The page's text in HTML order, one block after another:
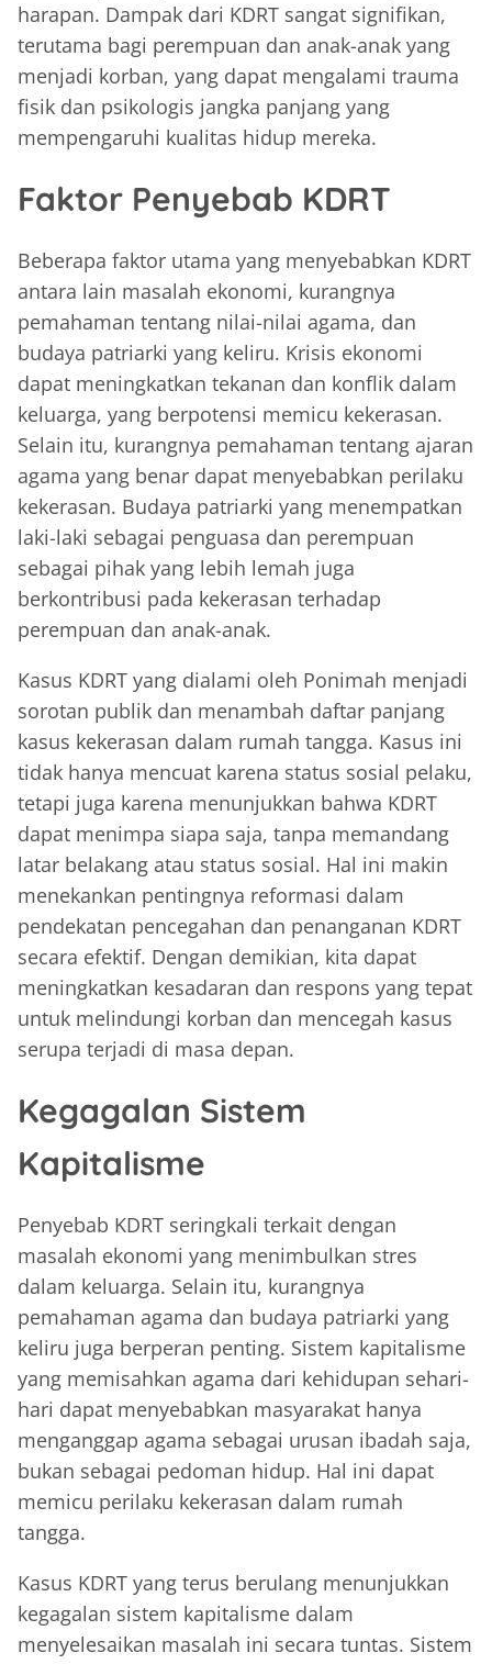
harapan. Dampak dari KDRT sangat signifikan,
terutama bagi perempuan dan anak-anak yang
menjadi korban, yang dapat mengalami trauma
fisik dan psikologis jangka panjang yang
mempengaruhi kualitas hidup mereka.
Faktor Penyebab KDRT
Beberapa faktor utama yang menyebabkan KDRT
antara lain masalah ekonomi, kurangnya
pemahaman tentang nilai-nilai agama, dan
budaya patriarki yang keliru. Krisis ekonomi
dapat meningkatkan tekanan dan konflik dalam
keluarga, yang berpotensi memicu kekerasan.
Selain itu, kurangnya pemahaman tentang ajaran
agama yang benar dapat menyebabkan perilaku
kekerasan. Budaya patriarki yang menempatkan
laki-laki sebagai penguasa dan perempuan
sebagai pihak yang lebih lemah juga
berkontribusi pada kekerasan terhadap
perempuan dan anak-anak.
Kasus KDRT yang dialami oleh Ponimah menjadi
sorotan publik dan menambah daftar panjang
kasus kekerasan dalam rumah tangga. Kasus ini
tidak hanya mencuat karena status sosial pelaku,
tetapi juga karena menunjukkan bahwa KDRT
dapat menimpa siapa saja, tanpa memandang
latar belakang atau status sosial. Hal ini makin
menekankan pentingnya reformasi dalam
pendekatan pencegahan dan penanganan KDRT
secara efektif. Dengan demikian, kita dapat
meningkatkan kesadaran dan respons yang tepat
untuk melindungi korban dan mencegah kasus
serupa terjadi di masa depan.
Kegagalan Sistem
Kapitalisme
Penyebab KDRT seringkali terkait dengan
masalah ekonomi yang menimbulkan stres
dalam keluarga. Selain itu, kurangnya
pemahaman agama dan budaya patriarki yang
keliru juga berperan penting. Sistem kapitalisme
yang memisahkan agama dari kehidupan sehari-
hari dapat menyebabkan masyarakat hanya
menganggap agama sebagai urusan ibadah saja,
bukan sebagai pedoman hidup. Hal ini dapat
memicu perilaku kekerasan dalam rumah
tangga.
Kasus KDRT yang terus berulang menunjukkan
kegagalan sistem kapitalisme dalam
menyelesaikan masalah ini secara tuntas. Sistem